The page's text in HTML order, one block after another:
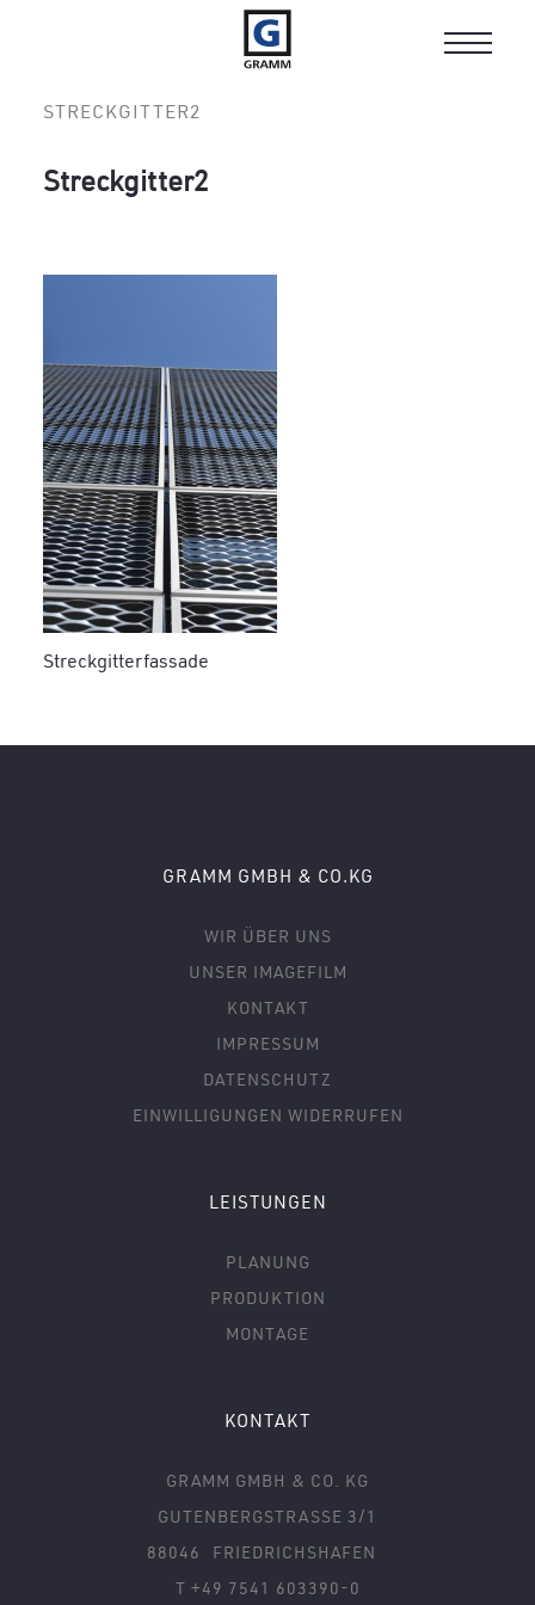
Toggle
STRECKGITTER2
Streckgitter2
Streckgitterfassade
GRAMM GMBH & CO.KG
WIR ÜBER UNS
UNSER IMAGEFILM
KONTAKT
IMPRESSUM
DATENSCHUTZ
EINWILLIGUNGEN WIDERRUFEN
LEISTUNGEN
PLANUNG
PRODUKTION
MONTAGE
KONTAKT
GRAMM GMBH & CO. KG
GUTENBERGSTRASSE 3/1
88046
FRIEDRICHSHAFEN
T +49 7541 603390-0